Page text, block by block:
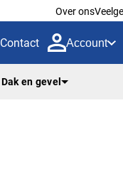
Over ons
Contact Account
Dak en gevel